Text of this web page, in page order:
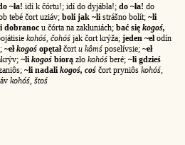
~ła! idí k čórtu!; idí do dyjábła!; do ~ła! do
tebé čort uziáv; boli jak ~li strášno bolít; ~li
dobranoc u čórta na zakłuniách; bać się kogoś,
kohóś, čohóś jak čort krýža; jeden ~ełodín
~ełkogoś opętałčort u kômś poselívsie; ~eł
~li kogoś biorą zło kohóś beré; ~li gdzieś
~li nadali kogoś, coś čort pryniôs kohóś,
kohóś, štoś